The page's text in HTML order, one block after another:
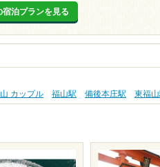
泊プランを見る
カップル 福山駅 備後本庄駅 東福